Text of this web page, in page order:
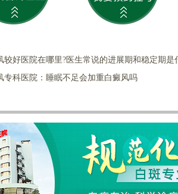
较好医院在哪里?医生常说的进展期和稳定期是
专科医院：睡眠不足会加重白癜风吗